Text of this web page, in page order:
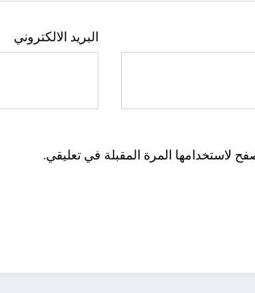
البريد الالكتروني
لاستخدامها المرة المقبلة في تعليقي.